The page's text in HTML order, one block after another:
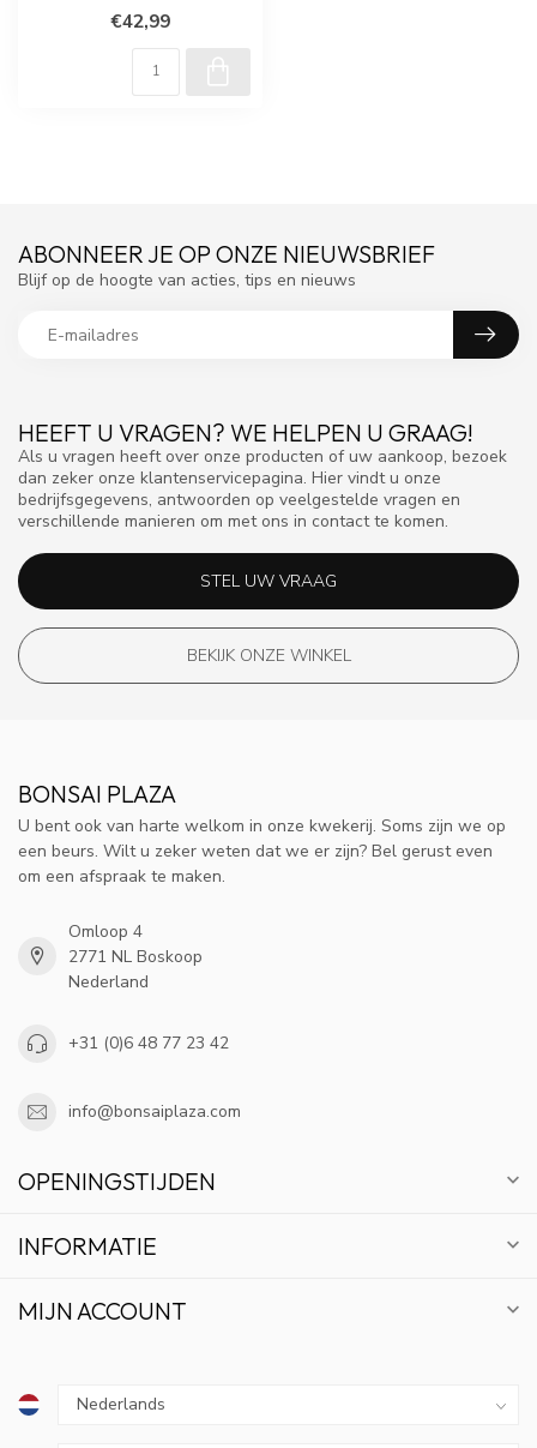
€42,99
HEEFT U VRAGEN? WE HELPEN U GRAAG!
Als u vragen heeft over onze producten of uw aankoop, bezoek
dan zeker onze klantenservicepagina. Hier vindt u onze
bedrijfsgegevens, antwoorden op veelgestelde vragen en
verschillende manieren om met ons in contact te komen.
STEL UW VRAAG
BEKIJK ONZE WINKEL
ABONNEER JE OP ONZE NIEUWSBRIEF
Blijf op de hoogte van acties, tips en nieuws
BONSAI PLAZA
U bent ook van harte welkom in onze kwekerij. Soms zijn we op
een beurs. Wilt u zeker weten dat we er zijn? Bel gerust even
om een afspraak te maken.
Omloop 4
2771 NL Boskoop
Nederland
+31 (0)6 48 77 23 42
info@bonsaiplaza.com
OPENINGSTIJDEN
INFORMATIE
MIJN ACCOUNT